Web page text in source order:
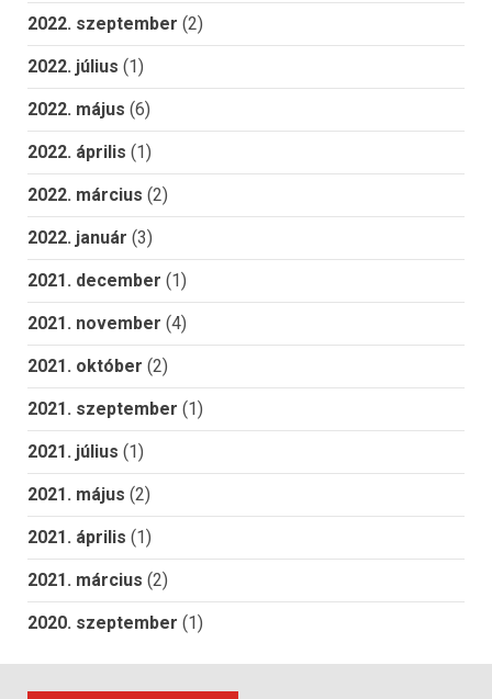
2022. szeptember (2)
2022. július (1)
2022. május (6)
2022. április (1)
2022. március (2)
2022. január (3)
2021. december (1)
2021. november (4)
2021. október (2)
2021. szeptember (1)
2021. július (1)
2021. május (2)
2021. április (1)
2021. március (2)
2020. szeptember (1)